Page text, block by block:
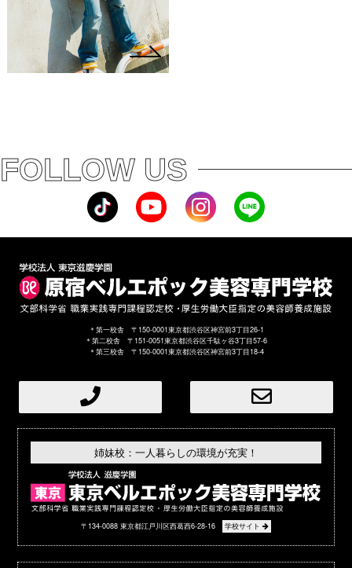
FOLLOW US
＊第一校舎 〒150-0001東京都渋谷区神宮前3丁目26-1
＊第二校舎 〒151-0051東京都渋谷区千駄ヶ谷3丁目57-6
＊第三校舎 〒150-0001東京都渋谷区神宮前3丁目18-4
姉妹校：一人暮らしの環境が充実！
〒134-0088 東京都江戸川区西葛西6-28-16 学校サイト